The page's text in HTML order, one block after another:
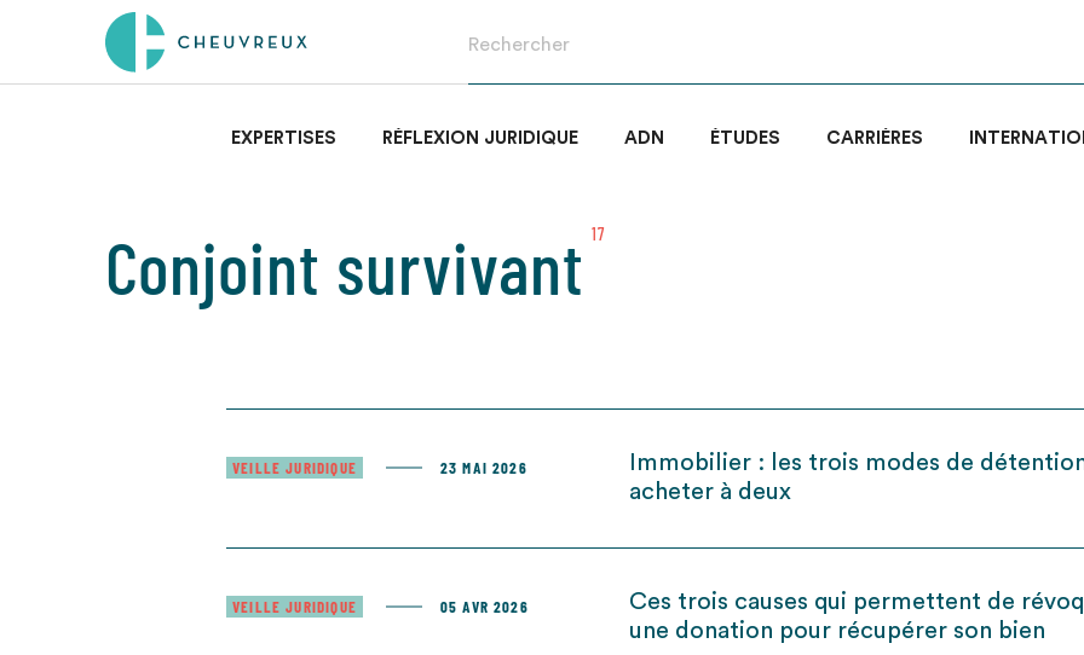
EXPERTISES RÉFLEXION JURIDIQUE ADN ÉTUDES CARRIÈRES
Conjoint survivant 17
VEILLE JURIDIQUE 23 MAI 2026
Immobilier : les trois modes de
acheter à deux
VEILLE JURIDIQUE 05 AVR 2026
Ces trois causes qui permettent de
une donation pour récupérer son bien